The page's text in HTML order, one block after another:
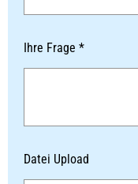
Ihre Frage *
Datei Upload